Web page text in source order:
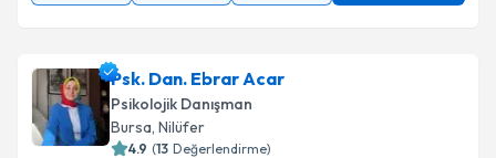
Psk. Dan. Ebrar Acar
Psikolojik Danışman
Bursa, Nilüfer
4.9 (13 Değerlendirme)